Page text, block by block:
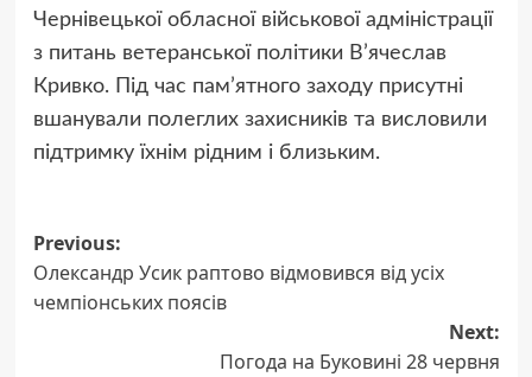
Чернівецької обласної військової адміністрації
з питань ветеранської політики В’ячеслав
Кривко. Під час пам’ятного заходу присутні
вшанували полеглих захисників та висловили
підтримку їхнім рідним і близьким.
Post
navigation
Previous:
Олександр Усик раптово відмовився від усіх
чемпіонських поясів
Next:
Погода на Буковині 28 червня